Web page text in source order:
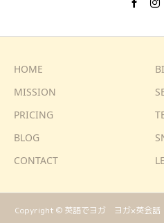
HOME
MISSION
PRICING
BLOG
CONTACT
Copyright © 英語でヨガ ヨガ×英会